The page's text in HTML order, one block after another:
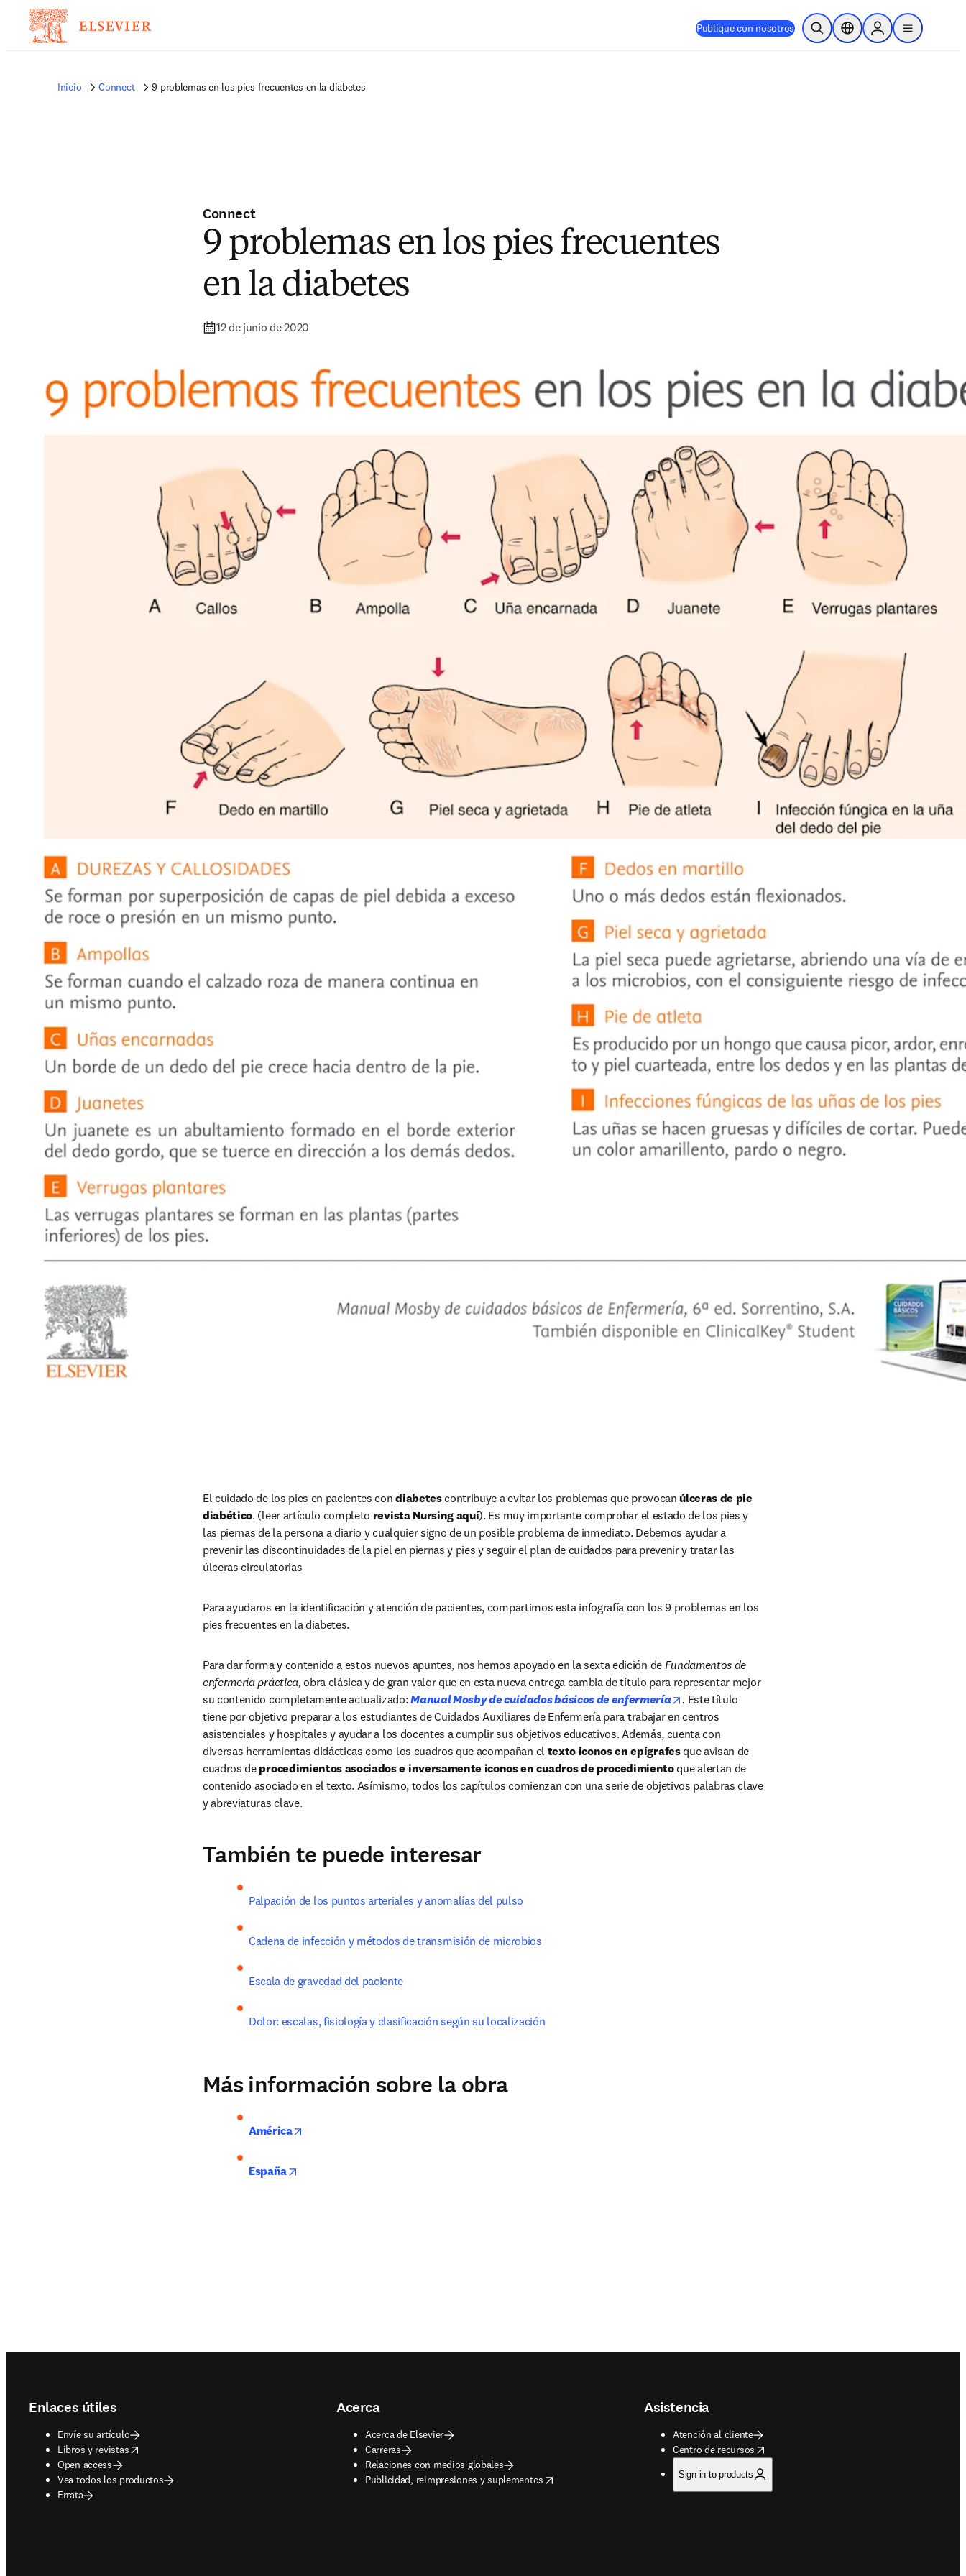
Publique con nosotros Abrir búsquedaSelector de ubicación
Sign in to products
menu
Inicio Connect 9 problemas en los pies frecuentes en la diabetes
Connect
9 problemas en los pies frecuentes
en la diabetes
12 de junio de 2020
El cuidado de los pies en pacientes con diabetes contribuye a evitar los problemas que provocan úlceras de pie
diabético. (leer artículo completo revista Nursing aquí). Es muy importante comprobar el estado de los pies y
las piernas de la persona a diario y cualquier signo de un posible problema de inmediato. Debemos ayudar a
prevenir las discontinuidades de la piel en piernas y pies y seguir el plan de cuidados para prevenir y tratar las
úlceras circulatorias
Para ayudaros en la identificación y atención de pacientes, compartimos esta infografía con los 9 problemas en los
pies frecuentes en la diabetes.
Para dar forma y contenido a estos nuevos apuntes, nos hemos apoyado en la sexta edición de Fundamentos de
enfermería práctica, obra clásica y de gran valor que en esta nueva entrega cambia de título para representar mejor
su contenido completamente actualizado: Manual Mosby de cuidados básicos de en­fermería opens in new tab/window
. Este título
tiene por objetivo preparar a los estudiantes de Cuidados Auxiliares de Enfermería para trabajar en centros
asistenciales y hospitales y ayudar a los docentes a cumplir sus objetivos educativos. Además, cuenta con
diversas herramientas didácticas como los cuadros que acompañan el texto iconos en epígrafes que avisan de
cuadros de procedimientos asociados e inversamente iconos en cuadros de procedimiento que alertan de
contenido asociado en el texto. Asímismo, todos los capítulos comienzan con una serie de objetivos palabras clave
y abreviaturas clave.
También te puede interesar
Palpación de los puntos arteriales y anomalías del pulso
Cadena de infección y métodos de transmisión de microbios
Escala de gravedad del paciente
Dolor: escalas, fisiología y clasificación según su localización
Más información sobre la obra
América
España
Enlaces útiles
Envíe su artículo
Libros y revistas
opens in new tab/window
Open access
Vea todos los productos
Errata
Acerca
Acerca de Elsevier
Carreras
Relaciones con medios globales
Publicidad, reimpresiones y suplementos
opens in new tab/window
Asistencia
Atención al cliente
Centro de recursos
opens in new tab/window
Sign in to products